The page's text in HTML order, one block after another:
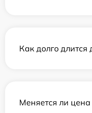
Как долго длится
Меняется ли